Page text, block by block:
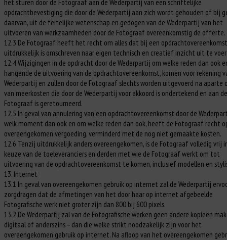
opdrachtbevestiging die door de Wederpartij aan zich wordt gehouden of bij
daarvan, uit de feitelijke wetenschap en gedogen van de Wederpartij van het
uitvoeren van werkzaamheden door de Fotograaf overeenkomstig de offerte.
12.3 De Fotograaf heeft het recht om alles dat bij een
uitdrukkelijk is omschreven naar eigen technisch en creatief inzicht uit te
12.4 Wijzigingen in de opdracht door de Wederpartij om welke reden dan ook
hangende de uitvoering van de opdrachtovereenkomst, komen voor rekening
Wederpartij en zullen door de Fotograaf slechts worden uitgevoerd na
van meerkosten die door de Wederpartij voor akkoord is ondertekend en aan de
Fotograaf is geretourneerd.
12.5 In geval van annulering van een opdrachtovereenkomst door de
welk moment dan ook en om welke reden dan ook, heeft de Fotograaf recht
overeengekomen vergoeding, verminderd met de nog niet gemaakte kosten.
12.6 Tenzij uitdrukkelijk anders overeengekomen, is de Fotograaf volledig vrij
keuze van de toeleveranciers en derden met wie de Fotograaf werkt om tot
uitvoering van de opdrachtovereenkomst te komen, inclusief modellen en
13. Internet
13.1 In geval van overeengekomen gebruik op internet zal de Wederpartij
zorgdragen dat de afmetingen van het door haar op internet afgebeelde
Fotografische werk niet groter zijn dan 800 bij 600 pixels.
13.2 De Wederpartij zal van de Fotografische werken geen andere kopieën
digitaal of anderszins – dan die welke strikt noodzakelijk zijn voor het
overeengekomen gebruik op internet. Na afloop van het overeengekomen